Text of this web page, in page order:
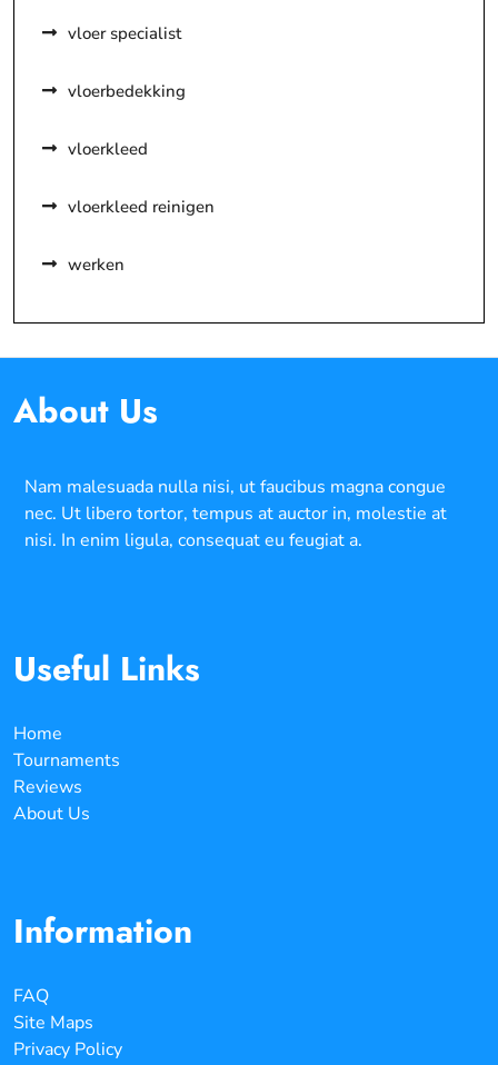
vloer specialist
vloerbedekking
vloerkleed
vloerkleed reinigen
werken
About Us
Nam malesuada nulla nisi, ut faucibus magna congue
nec. Ut libero tortor, tempus at auctor in, molestie at
nisi. In enim ligula, consequat eu feugiat a.
Useful Links
Home
Tournaments
Reviews
About Us
Information
FAQ
Site Maps
Privacy Policy